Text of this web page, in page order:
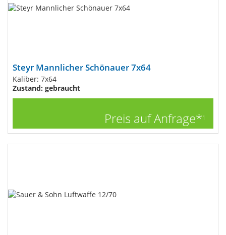
Steyr Mannlicher Schönauer 7x64
Kaliber: 7x64
Zustand: gebraucht
Preis auf Anfrage*1